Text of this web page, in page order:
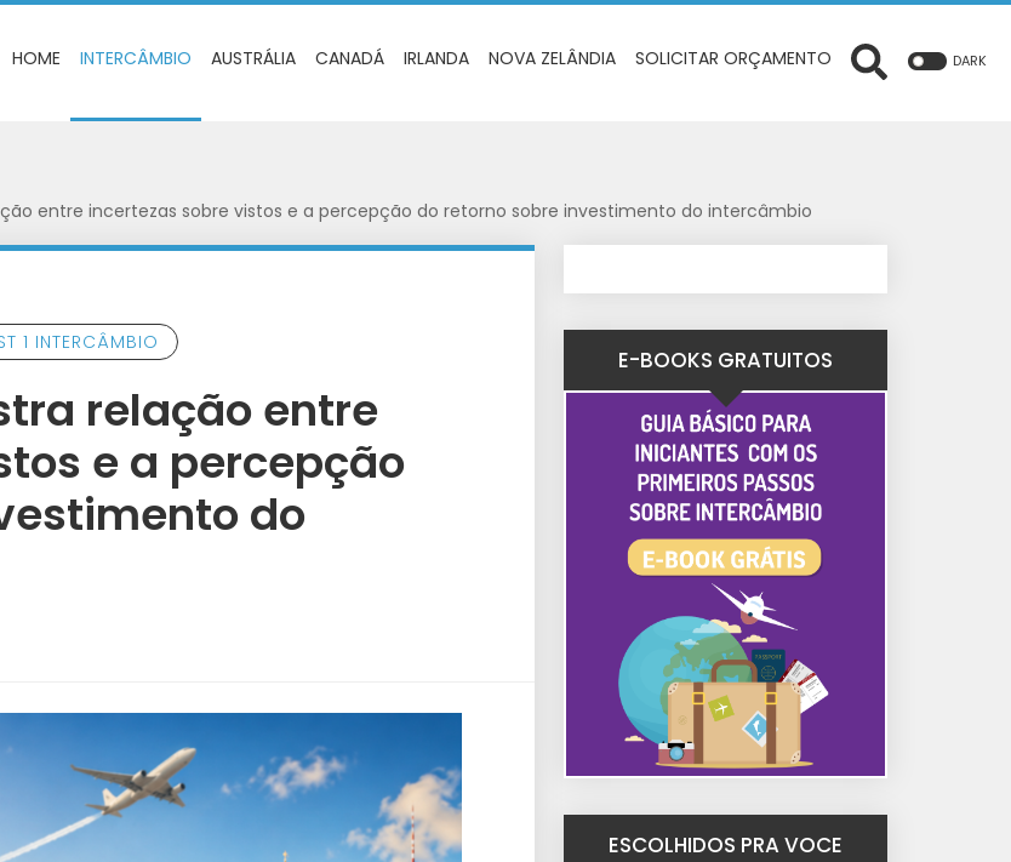
HOME INTERCÂMBIO AUSTRÁLIA CANADÁ IRLANDA NOVA ZELÂNDIA SOLICITAR ORÇAMENTO DARK
entre incertezas sobre vistos e a percepção do retorno sobre investimento do intercâmbio
1 INTERCÂMBIO
relação entre
e a percepção
do
E-BOOKS GRATUITOS
ESCOLHIDOS PRA VOCE